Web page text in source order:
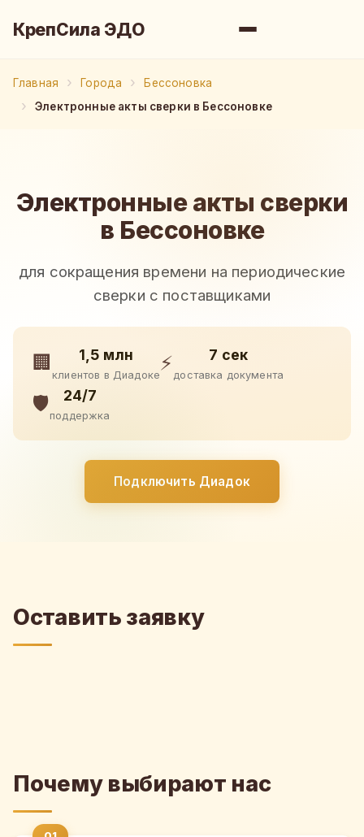
КрепСила ЭДО
Главная Города
Бессоновка
Электронные акты сверки в Бессоновке
Электронные акты сверки
в Бессоновке
для сокращения времени на периодические
сверки с поставщиками
🏢 1,5 млн
клиентов в Диадоке
⚡ 7 сек
доставка документа
🛡️ 24/7
поддержка
Подключить Диадок
Оставить заявку
Почему выбирают нас